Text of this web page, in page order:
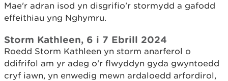
Mae'r adran isod yn disgrifio'r stormydd a gafodd
effeithiau yng Nghymru.
Storm Kathleen, 6 i 7 Ebrill 2024
Roedd Storm Kathleen yn storm anarferol o
ddifrifol am yr adeg o'r flwyddyn gyda gwyntoedd
cryf iawn, yn enwedig mewn ardaloedd arfordirol,